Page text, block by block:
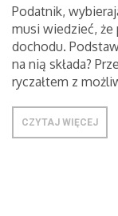
Podatnik,
musi wiedzieć,
dochodu.
na nią składa?
ryczałtem z
CZYTAJ WIĘCEJ